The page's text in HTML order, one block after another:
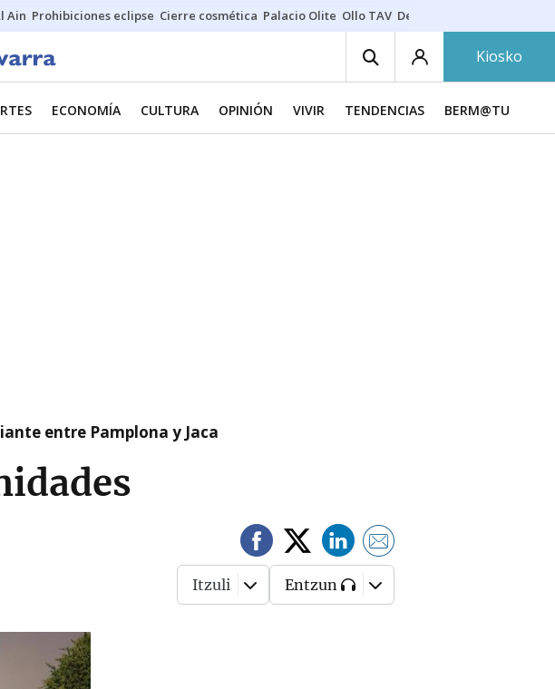
Ain Prohibiciones eclipse Cierre cosmética Palacio Olite Ollo TAV Derrama vecinos
Kiosko
ECONOMÍA CULTURA OPINIÓN VIVIR TENDENCIAS BERM@TU
entre Pamplona y Jaca
Itzuli Entzun